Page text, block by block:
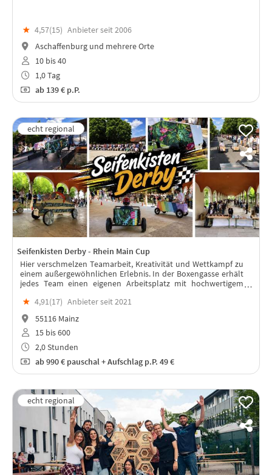
★ 4,57(15) Anbieter seit 2006
Aschaffenburg und mehrere Orte
10 bis 40
1,0 Tag
ab139 € p.P.
Seifenkisten Derby - Rhein Main Cup
Hier verschmelzen Teamarbeit, Kreativität und Wettkampf zu
einem außergewöhnlichen Erlebnis. In der Boxengasse erhält
jedes Team einen eigenen Arbeitsplatz mit hochwertigem
★ 4,91(17) Anbieter seit 2021
55116 Mainz
15 bis 600
2,0 Stunden
ab990 € pauschal + Aufschlag p.P. 49 €